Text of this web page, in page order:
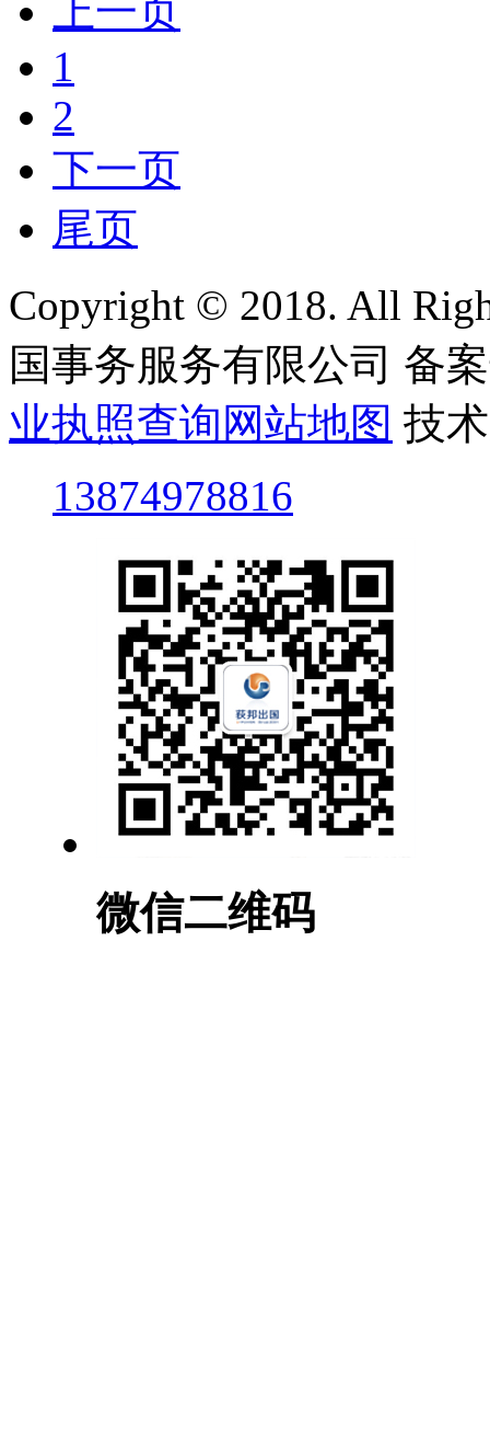
上一页
1
2
下一页
尾页
Copyright © 2018. All
国事务服务有限公司 备
业执照查询 网站地图 技
13874978816
微信二维码